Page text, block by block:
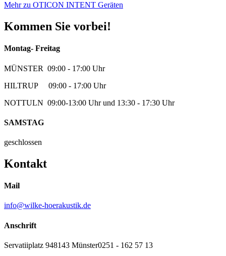
Mehr zu OTICON INTENT Geräten
Kommen Sie vorbei!
Montag- Freitag
MÜNSTER 09:00 - 17:00 Uhr
HILTRUP 09:00 - 17:00 Uhr
NOTTULN 09:00-13:00 Uhr und 13:30 - 17:30 Uhr
SAMSTAG
geschlossen
Kontakt
Mail
info@wilke-hoerakustik.de
Anschrift
Servatiiplatz 948143 Münster0251 - 162 57 13